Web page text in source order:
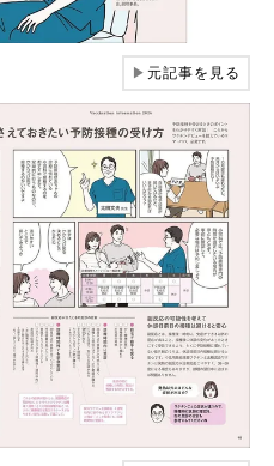
▶元記事を見る